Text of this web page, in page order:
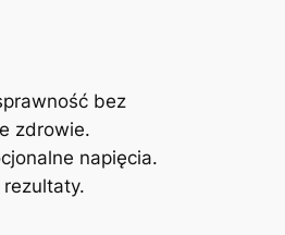
bez
zdrowie.
napięcia.